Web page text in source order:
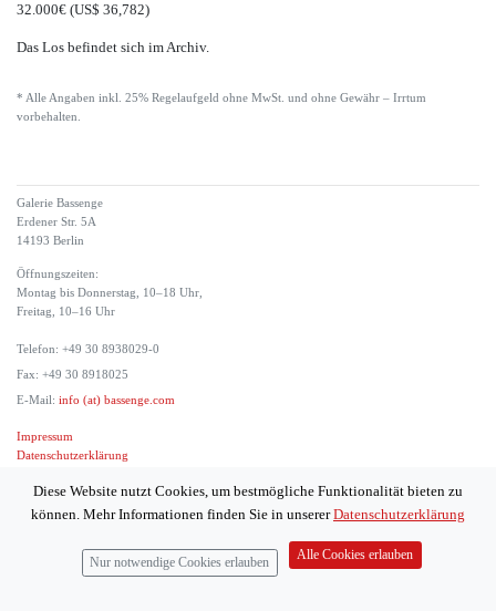
32.000€ (US$ 36,782)
Das Los befindet sich im Archiv.
* Alle Angaben inkl. 25% Regelaufgeld ohne MwSt. und ohne Gewähr – Irrtum
vorbehalten.
Galerie Bassenge
Erdener Str. 5A
14193 Berlin
Öffnungszeiten:
Montag bis Donnerstag, 10–18 Uhr,
Freitag, 10–16 Uhr
Telefon: +49 30 8938029-0
Fax: +49 30 8918025
E-Mail: info (at) bassenge.com
Impressum
Datenschutzerklärung
Diese Website nutzt Cookies, um bestmögliche Funktionalität bieten zu
können. Mehr Informationen finden Sie in unsererDatenschutzerklärung
Nur notwendige Cookies erlauben
Alle Cookies erlauben